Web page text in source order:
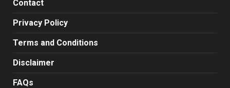
Contact
Privacy Policy
Terms and Conditions
Disclaimer
FAQs